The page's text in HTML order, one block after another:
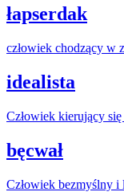
łapserdak
człowiek chodzący w
idealista
Człowiek kierujący się
bęcwał
Człowiek bezmyślny i